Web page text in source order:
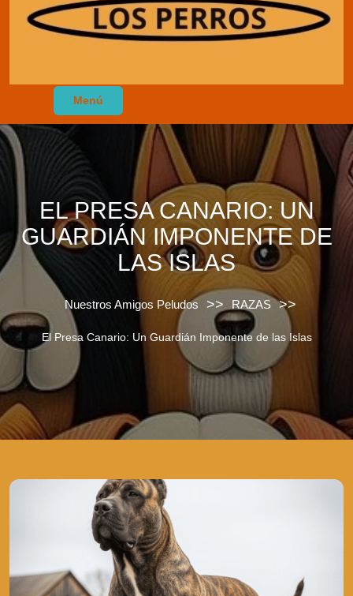
Menú
EL PRESA CANARIO: UN
GUARDIÁN IMPONENTE DE
LAS ISLAS
Nuestros Amigos Peludos >> RAZAS >>
El Presa Canario: Un Guardián Imponente de las Islas